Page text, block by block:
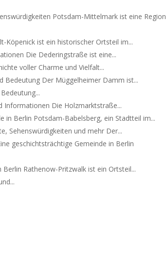
Potsdam-Mittelmark ist eine Region
Köpenick ist ein historischer Ortsteil im...
Die Dederingstraße ist eine...
voller Charme und Vielfalt...
Bedeutung Der Müggelheimer Damm ist...
Informationen Die Holzmarktstraße...
in Berlin Potsdam-Babelsberg, ein Stadtteil im...
Sehenswürdigkeiten und mehr Der...
geschichtsträchtige Gemeinde in Berlin
Rathenow-Pritzwalk ist ein Ortsteil...